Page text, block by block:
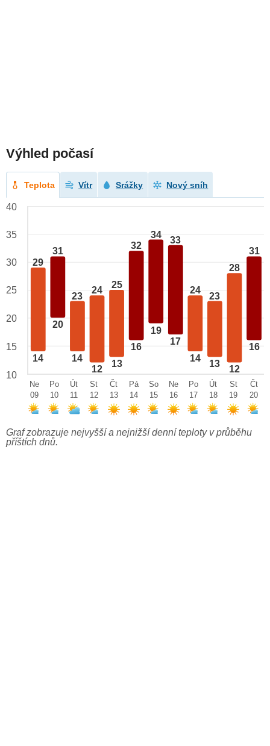
Výhled počasí
Teplota Vítr Srážky Nový sníh
29
14
31
20
23
14
24
12
25
13
32
16
34
19
33
17
24
14
23
13
28
12
31
16
40
35
30
25
20
15
10
Ne
09
Po
10
Út
11
St
12
Čt
13
Pá
14
So
15
Ne
16
Po
17
Út
18
St
19
Čt
20
Graf zobrazuje nejvyšší a nejnižší denní teploty v průběhu
příštích dnů.